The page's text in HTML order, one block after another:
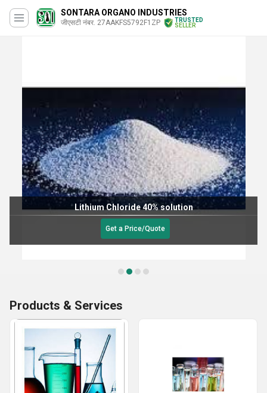
SONTARA ORGANO INDUSTRIES
जीएसटी नंबर. 27AAKFS5792F1ZP
TRUSTED
SELLER
Lithium Chloride 40% solution
Get a Price/Quote
Products & Services